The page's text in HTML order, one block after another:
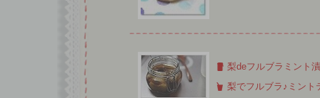
梨deフルブラミント
梨でフルブラ♪ミン